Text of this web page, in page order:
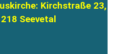
Kirchstraße 23,
Seevetal